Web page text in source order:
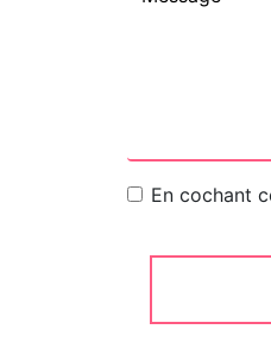
En cochant